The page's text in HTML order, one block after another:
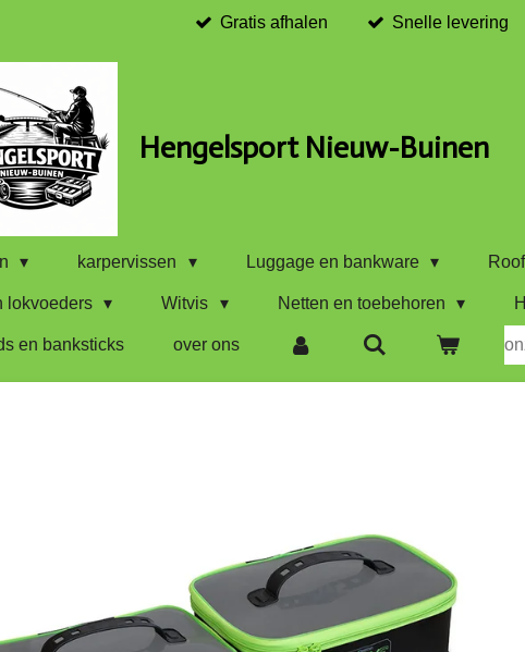
Gratis afhalen Snelle levering
Hengelsport Nieuw-Buinen
karpervissen Luggage en bankware
lokvoeders Witvis Netten en toebehoren
en banksticks over ons